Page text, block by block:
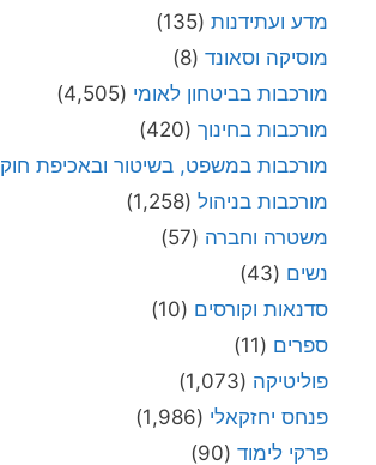
מדע ועתידנות (135)
מוסיקה וסאונד (8)
מורכבות בביטחון לאומי (4,505)
מורכבות בחינוך (420)
מורכבות במשפט, בשיטור ובאכיפת חוק
מורכבות בניהול (1,258)
משטרה וחברה (57)
נשים (43)
סדנאות וקורסים (10)
ספרים (11)
פוליטיקה (1,073)
פנחס יחזקאלי (1,986)
פרקי לימוד (90)